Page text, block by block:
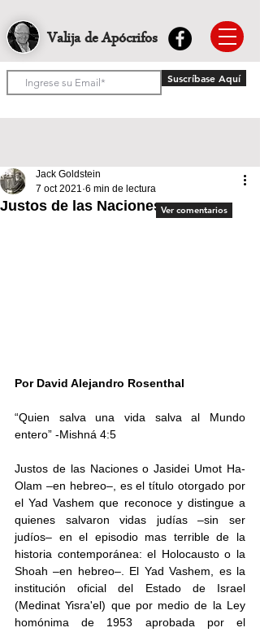
Valija de Apócrifos
Suscríbase Aquí
Justos de las Naciones
Jack Goldstein
7 oct 2021 6 min de lectura
Por David Alejandro Rosenthal
“Quien salva una vida salva al Mundo
entero” -Mishná 4:5
Justos de las Naciones o Jasidei Umot Ha-
Olam –en hebreo–, es el título otorgado por
el Yad Vashem que reconoce y distingue a
quienes salvaron vidas judías –sin ser
judíos– en el episodio mas terrible de la
historia contemporánea: el Holocausto o la
Shoah –en hebreo–. El Yad Vashem, es la
institución oficial del Estado de Israel
(Medinat Yisra'el) que por medio de la Ley
homónima de 1953 aprobada por el
Ver comentarios